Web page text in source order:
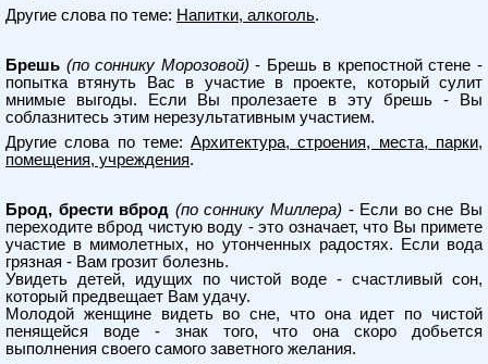
Другие слова по теме: Напитки, алкоголь.
Брешь (по соннику Морозовой) - Брешь в крепостной стене -
попытка втянуть Вас в участие в проекте, который сулит
мнимые выгоды. Если Вы пролезаете в эту брешь - Вы
соблазнитесь этим нерезультативным участием.
Другие слова по теме:Архитектура, строения, места, парки,
помещения, учреждения.
Брод, брести вброд (по соннику Миллера) - Если во сне Вы
переходите вброд чистую воду - это означает, что Вы примете
участие в мимолетных, но утонченных радостях. Если вода
грязная - Вам грозит болезнь.
Увидеть детей, идущих по чистой воде - счастливый сон,
который предвещает Вам удачу.
Молодой женщине видеть во сне, что она идет по чистой
пенящейся воде - знак того, что она скоро добьется
выполнения своего самого заветного желания.